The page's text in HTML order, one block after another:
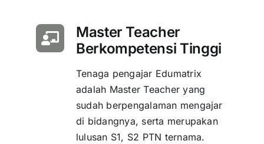
Master Teacher
Berkompetensi Tinggi
Tenaga pengajar Edumatrix
adalah Master Teacher yang
sudah berpengalaman mengajar
di bidangnya, serta merupakan
lulusan S1, S2 PTN ternama.